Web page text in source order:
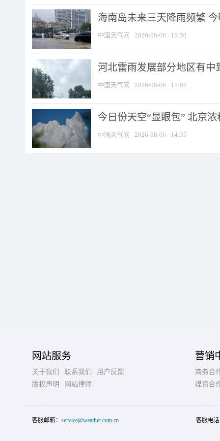
海南岛未来三天降雨频繁
中国天气网 2026-08-06 15:50
河北雷雨发展部分地区有中
中国天气网 2026-08-06 15:02
今日份天空“显眼包” 北京
中国天气网 2026-08-06 14:35
网站服务
关于我们 联系我们
用户反馈
版权声明
网站律师
营销
商务合
媒资合
客服邮箱： service@weather.com.cn 客服电